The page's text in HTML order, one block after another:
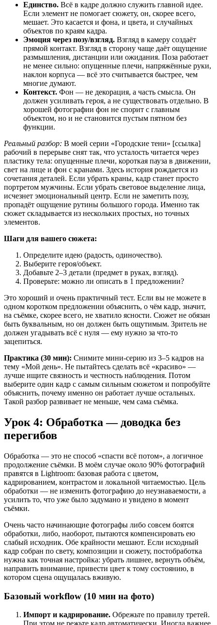
Единство. Всё в кадре должно служить главной идее.
Если элемент не помогает сюжету, он, скорее всего,
мешает. Это касается и фона, и цвета, и случайных
объектов по краям кадра.
Эмоция через позу/взгляд. Взгляд в камеру создаёт
прямой контакт. Взгляд в сторону чаще даёт ощущение
размышления, дистанции или ожидания. Поза работает
не менее сильно: опущенные плечи, напряжённые руки,
наклон корпуса — всё это считывается быстрее, чем
многие думают.
Контекст. Фон — не декорация, а часть смысла. Он
должен усиливать героя, а не существовать отдельно. В
хорошей фотографии фон не спорит с главным
объектом, но и не становится пустым пятном без
функции.
Реальный разбор: В моей серии «Городские тени» [ссылка]
рабочий в перерыве снят так, что усталость читается через
пластику тела: опущенные плечи, короткая пауза в движении,
свет на лице и фон с кранами. Здесь история рождается из
сочетания деталей. Если убрать краны, кадр станет просто
портретом мужчины. Если убрать световое выделение лица,
исчезнет эмоциональный центр. Если не заметить позу,
пропадёт ощущение рутины большого города. Именно так
сюжет складывается из нескольких простых, но точных
элементов.
Шаги для вашего сюжета:
Определите идею (радость, одиночество).
Выберите героя/объект.
Добавьте 2–3 детали (предмет в руках, взгляд).
Проверьте: можно ли описать в 1 предложении?
Это хороший и очень практичный тест. Если вы не можете в
одном коротком предложении объяснить, о чём кадр, значит,
на съёмке, скорее всего, не хватило ясности. Сюжет не обязан
быть буквальным, но он должен быть ощутимым. Зритель не
должен угадывать всё с нуля — ему нужно за что-то
зацепиться.
Практика (30 мин): Снимите мини-серию из 3–5 кадров на
тему «Мой день». Не пытайтесь сделать всё «красиво» —
лучше ищите связность и честность наблюдения. Потом
выберите один кадр с самым сильным сюжетом и попробуйте
объяснить, почему именно он работает лучше остальных.
Такой разбор развивает не меньше, чем сама съёмка.
Урок 4: Обработка — доводка без
перегибов
Обработка — это не способ «спасти всё потом», а логичное
продолжение съёмки. В моём случае около 90% фотографий
правятся в Lightroom: базовая работа с цветом,
кадрированием, контрастом и локальной читаемостью. Цель
обработки — не изменить фотографию до неузнаваемости, а
усилить то, что уже было задумано и увидено в момент
съёмки.
Очень часто начинающие фотографы либо совсем боятся
обработки, либо, наоборот, пытаются компенсировать ею
слабый исходник. Обе крайности мешают. Если исходный
кадр собран по свету, композиции и сюжету, постобработка
нужна как точная настройка: убрать лишнее, вернуть объём,
направить внимание, привести цвет к тому состоянию, в
котором сцена ощущалась вживую.
Базовый workflow (10 мин на фото)
Импорт и кадрирование. Обрежьте по правилу третей.